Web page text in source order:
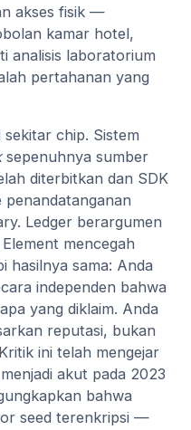
akses fisik —
kamar hotel,
analisis laboratorium
pertahanan yang
chip. Sistem
sepenuhnya sumber
diterbitkan dan SDK
Ledger berargumen
mencegah
hasilnya sama: Anda
independen bahwa
yang diklaim. Anda
reputasi, bukan
ini telah mengejar
akut pada 2023
bahwa
seed terenkripsi —